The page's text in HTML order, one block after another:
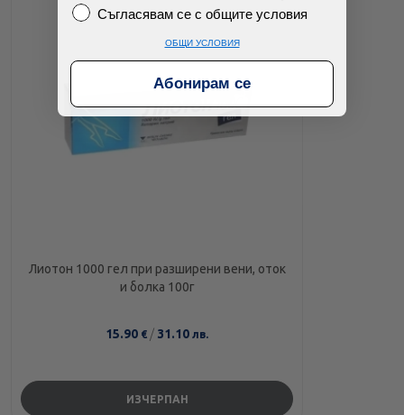
Лиотон 1000 гел при разширени вени, оток
и болка 100г
15.90 € / 31.10 лв.
ИЗЧЕРПАН
Съгласявам се с общите условия
Съгласявам се с общите условия
ОБЩИ УСЛОВИЯ
Абонирам се